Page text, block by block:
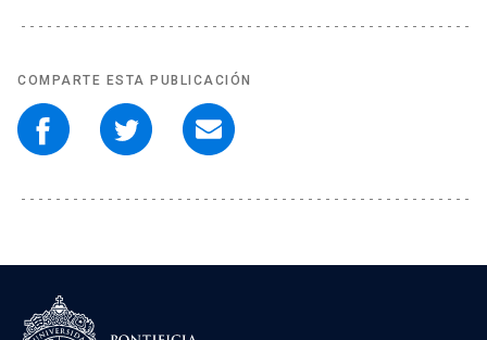
COMPARTE ESTA PUBLICACIÓN